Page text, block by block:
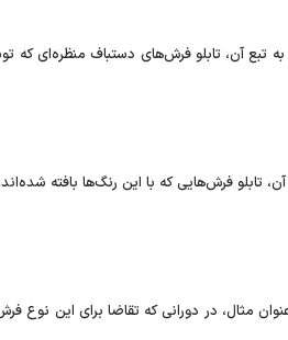
تبع آن، تابلو فرش‌های دستباف منظره‌ای که
تابلو فرش‌هایی که با این رنگ‌ها بافته
مثال، در دورانی که تقاضا برای این نوع